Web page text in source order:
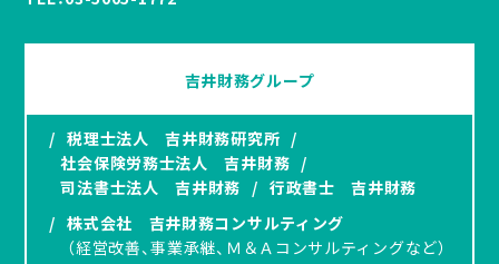
吉井財務グループ
/ 税理士法人 吉井財務研究所 /
社会保険労務士法人 吉井財務 /
司法書士法人 吉井財務 / 行政書士 吉井財務
/ 株式会社 吉井財務コンサルティング
（経営改善、事業承継、Ｍ＆Ａコンサルティングなど）